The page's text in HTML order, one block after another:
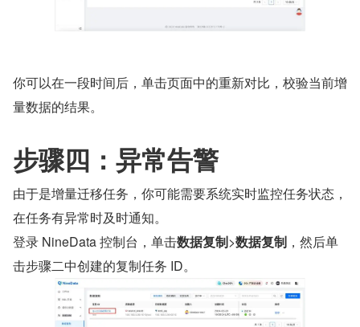
你可以在一段时间后，单击页面中的重新对比，校验当前增
量数据的结果。
步骤四：异常告警
由于是增量迁移任务，你可能需要系统实时监控任务状态，
在任务有异常时及时通知。
登录 NineData 控制台，单击数据复制>数据复制 ，然后单
击步骤二中创建的复制任务 ID。